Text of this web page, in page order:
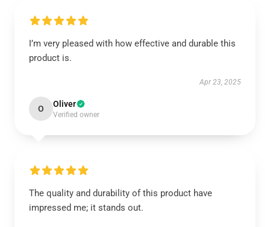
I’m very pleased with how effective and durable this
product is.
Apr 23, 2025
O Oliver
Verified owner
The quality and durability of this product have
impressed me; it stands out.